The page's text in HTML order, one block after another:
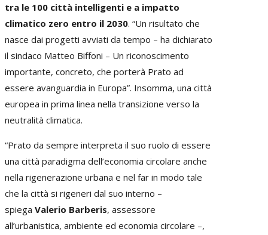
tra le 100 città intelligenti e a impatto
climatico zero entro il 2030. “Un risultato che
nasce dai progetti avviati da tempo – ha dichiarato
il sindaco Matteo Biffoni – Un riconoscimento
importante, concreto, che porterà Prato ad
essere avanguardia in Europa”. Insomma, una città
europea in prima linea nella transizione verso la
neutralità climatica.
“Prato da sempre interpreta il suo ruolo di essere
una città paradigma dell’economia circolare anche
nella rigenerazione urbana e nel far in modo tale
che la città si rigeneri dal suo interno –
spiega Valerio Barberis, assessore
all’urbanistica, ambiente ed economia circolare –,